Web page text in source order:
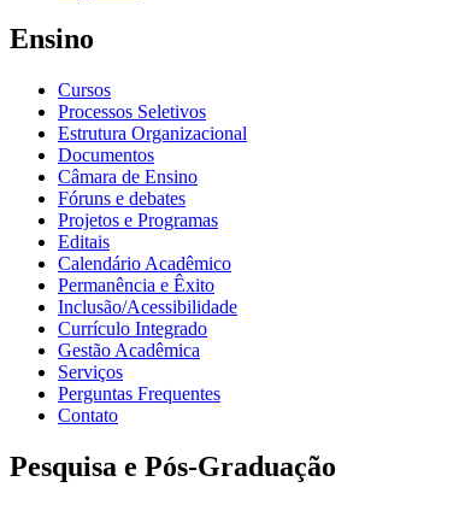
Ensino
Cursos
Processos Seletivos
Estrutura Organizacional
Documentos
Câmara de Ensino
Fóruns e debates
Projetos e Programas
Editais
Calendário Acadêmico
Permanência e Êxito
Inclusão/Acessibilidade
Currículo Integrado
Gestão Acadêmica
Serviços
Perguntas Frequentes
Contato
Pesquisa e Pós-Graduação